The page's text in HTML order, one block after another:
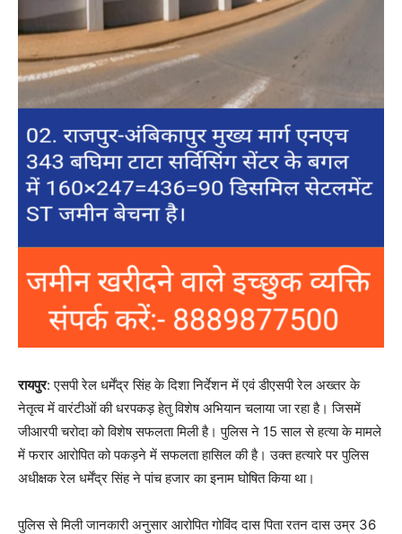
रायपुर: एसपी रेल धर्मेंद्र सिंह के दिशा निर्देशन में एवं डीएसपी रेल अख्तर के
नेतृत्व में वारंटीओं की धरपकड़ हेतु विशेष अभियान चलाया जा रहा है। जिसमें
जीआरपी चरोदा को विशेष सफलता मिली है। पुलिस ने 15 साल से हत्या के मामले
में फरार आरोपित को पकड़ने में सफलता हासिल की है। उक्त हत्यारे पर पुलिस
अधीक्षक रेल धर्मेंद्र सिंह ने पांच हजार का इनाम घोषित किया था।
पुलिस से मिली जानकारी अनुसार आरोपित गोविंद दास पिता रतन दास उम्र 36